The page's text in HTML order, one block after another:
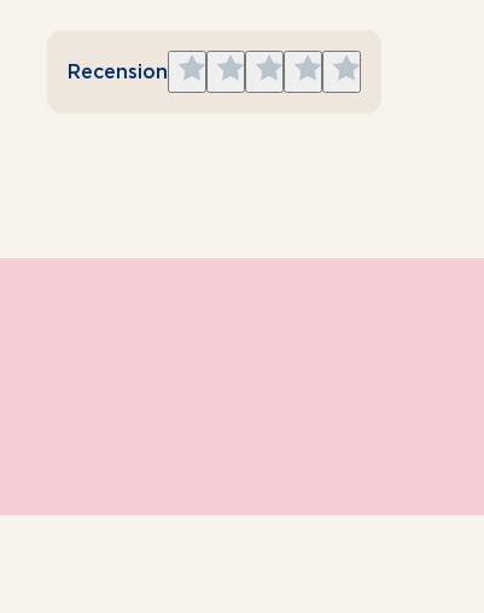
Recension
Give
5
Give
4
Give
3
Give
2
Give
1